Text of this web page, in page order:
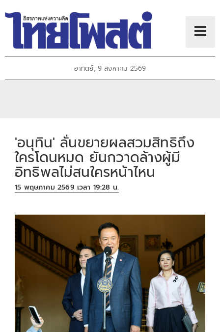
อาทิตย์, 9 สิงหาคม 2569
'อนุทิน' ลั่นขยายผลสวมสิทธิถึง
ใครโดนหมด ยันกวาดล้างผู้มี
อิทธิพลไม่สนใครหน้าไหน
15 พฤษภาคม 2569 เวลา 19:28 น.